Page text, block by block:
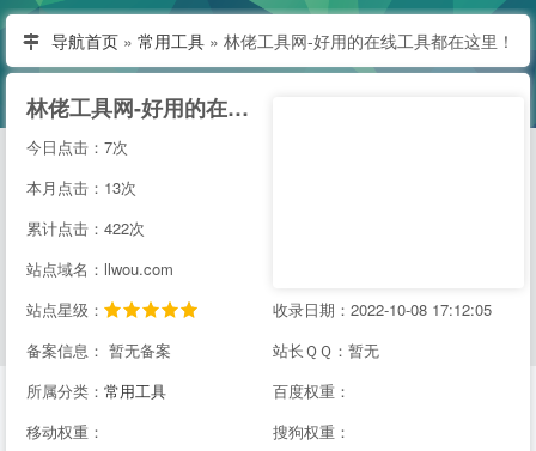
导航首页 » 常用工具 » 林佬工具网-好用的在线工具都在这里！
林佬工具网-好用的在线工具都在这里！
今日点击：7次
本月点击：13次
累计点击：422次
站点域名：llwou.com
站点星级：
收录日期：2022-10-08 17:12:05
备案信息： 暂无备案
站长ＱＱ：暂无
所属分类： 常用工具
百度权重：
移动权重：
搜狗权重：